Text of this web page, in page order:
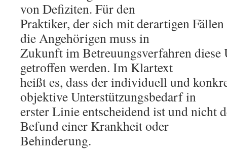
von Defiziten. Für den
Praktiker, der sich mit derartigen
die Angehörigen muss in
Zukunft im Betreuungsverfahren diese
getroffen werden. Im Klartext
heißt es, dass der individuell und
objektive Unterstützungsbedarf in
erster Linie entscheidend ist und nicht
Befund einer Krankheit oder
Behinderung.